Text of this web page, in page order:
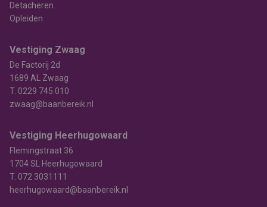
Detacheren
Opleiden
Vestiging Zwaag
De Factorij 2d
1689 AL Zwaag
T. 0229 745 010
zwaag@baanbereik.nl
Vestiging Heerhugowaard
Flemingstraat 36
1704 SL Heerhugowaard
T. 072 3031111
heerhugowaard@baanbereik.nl